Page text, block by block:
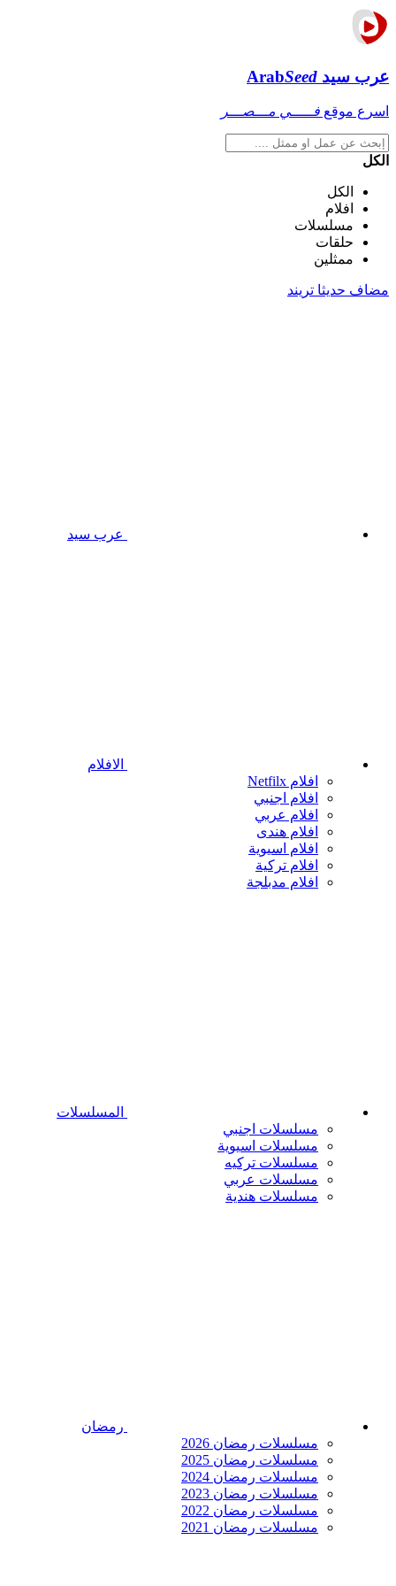
عرب سيد ArabSeed
اسرع موقع فـــــي مـــصـــر
الكل
الكل
افلام
مسلسلات
حلقات
ممثلين
مضاف حديثا تريند
عرب سيد
الافلام
افلام Netfilx
افلام اجنبي
افلام عربي
افلام هندى
افلام اسيوية
افلام تركية
افلام مدبلجة
المسلسلات
مسلسلات اجنبي
مسلسلات اسيوية
مسلسلات تركيه
مسلسلات عربي
مسلسلات هندية
رمضان
مسلسلات رمضان 2026
مسلسلات رمضان 2025
مسلسلات رمضان 2024
مسلسلات رمضان 2023
مسلسلات رمضان 2022
مسلسلات رمضان 2021